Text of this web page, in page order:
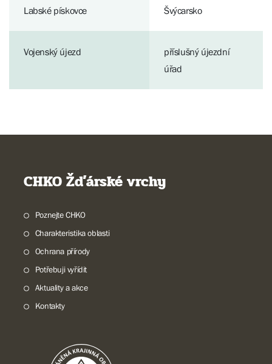
Labské pískovce
Švýcarsko
Vojenský újezd
příslušný újezdní
úřad
CHKO Žďárské vrchy
Poznejte CHKO
Charakteristika oblasti
Ochrana přírody
Potřebuji vyřídit
Aktuality a akce
Kontakty